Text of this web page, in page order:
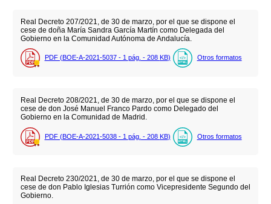
Real Decreto 207/2021, de 30 de marzo, por el que se dispone el
cese de doña María Sandra García Martín como Delegada del
Gobierno en la Comunidad Autónoma de Andalucía.
PDF (BOE-A-2021-5037 - 1 pág. - 208 KB) Otros formatos
Real Decreto 208/2021, de 30 de marzo, por el que se dispone el
cese de don José Manuel Franco Pardo como Delegado del
Gobierno en la Comunidad de Madrid.
PDF (BOE-A-2021-5038 - 1 pág. - 208 KB) Otros formatos
Real Decreto 230/2021, de 30 de marzo, por el que se dispone el
cese de don Pablo Iglesias Turrión como Vicepresidente Segundo del
Gobierno.